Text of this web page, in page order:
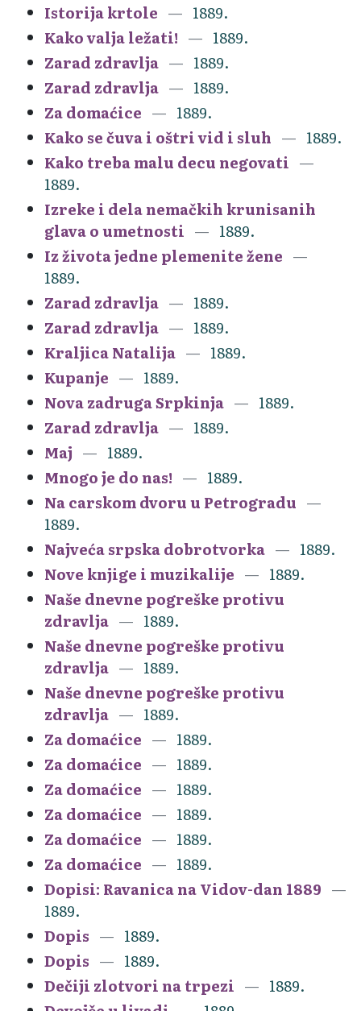
Istorija krtole
1889.
Kako valja ležati!
1889.
Zarad zdravlja
1889.
Zarad zdravlja
1889.
Za domaćice
1889.
Kako se čuva i oštri vid i sluh
1889.
Kako treba malu decu negovati
1889.
Izreke i dela nemačkih krunisanih
glava o umetnosti
1889.
Iz života jedne plemenite žene
1889.
Zarad zdravlja
1889.
Zarad zdravlja
1889.
Kraljica Natalija
1889.
Kupanje
1889.
Nova zadruga Srpkinja
1889.
Zarad zdravlja
1889.
Maj
1889.
Mnogo je do nas!
1889.
Na carskom dvoru u Petrogradu
1889.
Najveća srpska dobrotvorka
1889.
Nove knjige i muzikalije
1889.
Naše dnevne pogreške protivu
zdravlja
1889.
Naše dnevne pogreške protivu
zdravlja
1889.
Naše dnevne pogreške protivu
zdravlja
1889.
Za domaćice
1889.
Za domaćice
1889.
Za domaćice
1889.
Za domaćice
1889.
Za domaćice
1889.
Za domaćice
1889.
Dopisi: Ravanica na Vidov-dan 1889
1889.
Dopis
1889.
Dopis
1889.
Dečiji zlotvori na trpezi
1889.